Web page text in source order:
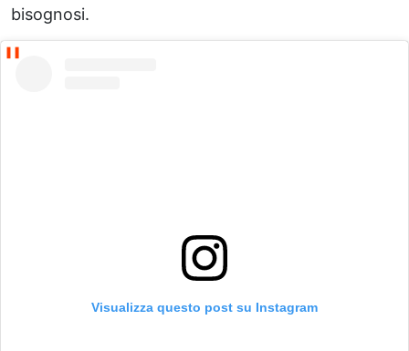
bisognosi.
Visualizza questo post su Instagram